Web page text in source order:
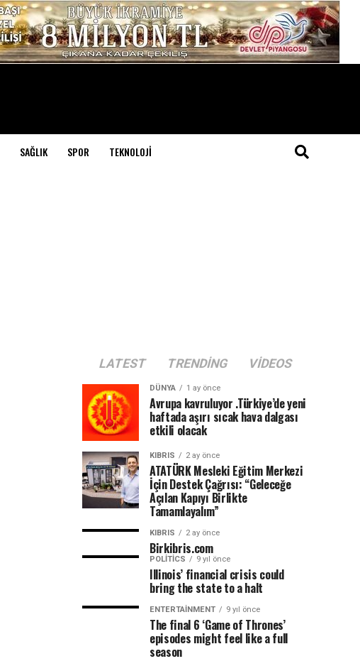
SAĞLIK SPOR TEKNOLOJI
LATEST TRENDING VIDEOS
DÜNYA 1 ay önce
Avrupa kavruluyor .Türkiye’de yeni
haftada aşırı sıcak hava dalgası
etkili olacak
KIBRIS 2 ay önce
ATATÜRK Mesleki Eğitim Merkezi
İçin Destek Çağrısı: “Geleceğe
Açılan Kapıyı Birlikte
Tamamlayalım”
KIBRIS 2 ay önce
Birkibris.com
POLITICS 9 yıl önce
Illinois’ financial crisis could
bring the state to a halt
ENTERTAINMENT 9 yıl önce
The final 6 ‘Game of Thrones’
episodes might feel like a full
season